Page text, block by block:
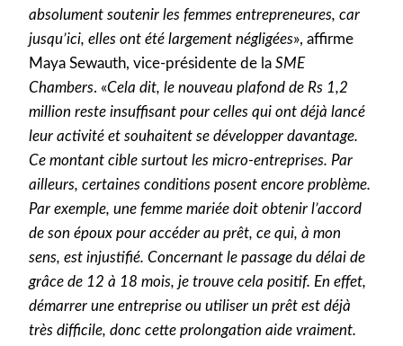
absolument soutenir les femmes entrepreneures, car
jusqu’ici, elles ont été largement négligées», affirme
Maya Sewauth, vice-présidente de la SME
Chambers. «Cela dit, le nouveau plafond de Rs 1,2
million reste insuffisant pour celles qui ont déjà lancé
leur activité et souhaitent se développer davantage.
Ce montant cible surtout les micro-entreprises. Par
ailleurs, certaines conditions posent encore problème.
Par exemple, une femme mariée doit obtenir l’accord
de son époux pour accéder au prêt, ce qui, à mon
sens, est injustifié. Concernant le passage du délai de
grâce de 12 à 18 mois, je trouve cela positif. En effet,
démarrer une entreprise ou utiliser un prêt est déjà
très difficile, donc cette prolongation aide vraiment.